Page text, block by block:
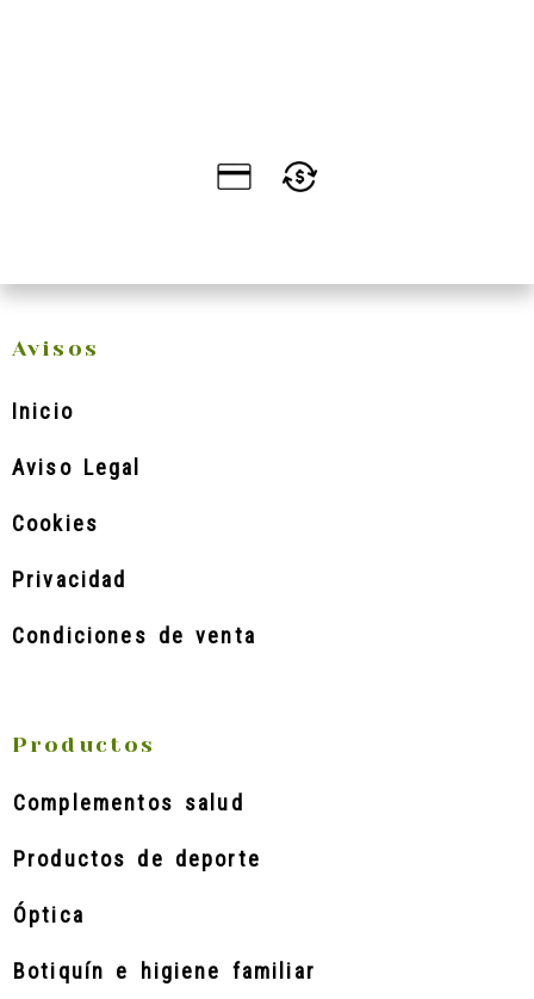
Avisos
Inicio
Aviso Legal
Cookies
Privacidad
Condiciones de venta
Productos
Complementos salud
Productos de deporte
Óptica
Botiquín e higiene familiar